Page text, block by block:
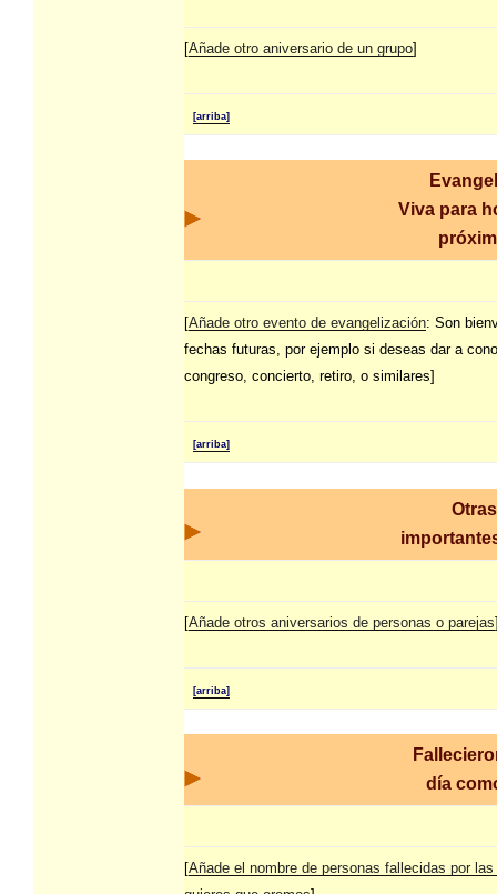
[Añade otro aniversario de un grupo]
[arriba]
Viva para
[Añade otro evento de evangelización: Son
fechas futuras, por ejemplo si deseas dar a
congreso, concierto, retiro, o similares]
[arriba]
[Añade otros aniversarios de personas o parejas
[arriba]
día
[Añade el nombre de personas fallecidas por las